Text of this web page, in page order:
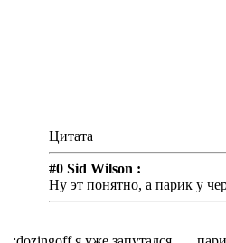
Цитата
#0 Sid Wilson :
Ну эт понятно, а парик у